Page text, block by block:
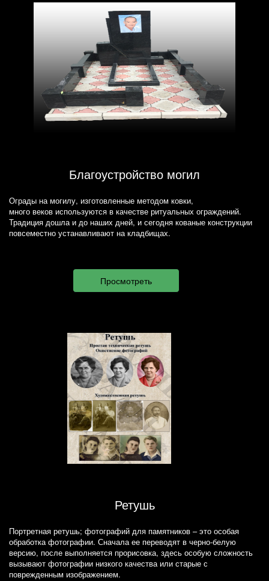
Благоустройство могил
Ограды на могилу, изготовленные методом ковки,
много веков используются в качестве ритуальных ограждений.
Традиция дошла и до наших дней, и сегодня кованые конструкции
повсеместно устанавливают на кладбищах.
Ретушь
Портретная ретушь; фотографий для памятников – это особая
обработка фотографии. Сначала ее переводят в черно-белую
версию, после выполняется прорисовка, здесь особую сложность
вызывают фотографии низкого качества или старые с
поврежденным изображением.